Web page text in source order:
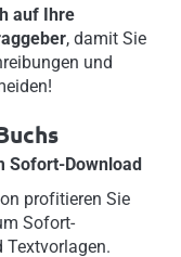
auf Ihre
, damit Sie
und
Sofort-Download
profitieren Sie
Sofort-
Textvorlagen.